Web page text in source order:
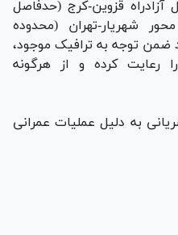
قزوین-کرج (حدفاصل
شهریار-تهران (محدوده
ضمن توجه به ترافیک موجود،
رعایت کرده و از هرگونه
به دلیل عملیات عمرانی